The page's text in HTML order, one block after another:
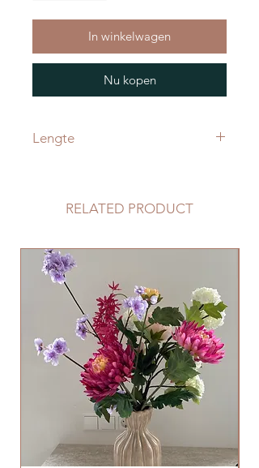
In winkelwagen
Nu kopen
Lengte
RELATED PRODUCT